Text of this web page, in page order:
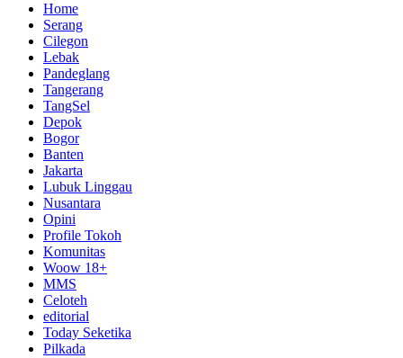
Home
Serang
Cilegon
Lebak
Pandeglang
Tangerang
TangSel
Depok
Bogor
Banten
Jakarta
Lubuk Linggau
Nusantara
Opini
Profile Tokoh
Komunitas
Woow 18+
MMS
Celoteh
editorial
Today Seketika
Pilkada